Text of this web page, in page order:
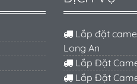
Lắp đặt
Long An
Lắp Đặt
Lắp Đặt